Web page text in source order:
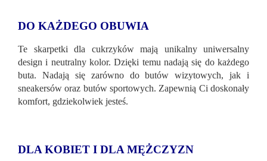
DO KAŻDEGO OBUWIA
Te skarpetki dla cukrzyków mają unikalny uniwersalny
design i neutralny kolor. Dzięki temu nadają się do każdego
buta. Nadają się zarówno do butów wizytowych, jak i
sneakersów oraz butów sportowych. Zapewnią Ci doskonały
komfort, gdziekolwiek jesteś.
DLA KOBIET I DLA MĘŻCZYZN